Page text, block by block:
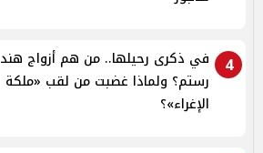
4
في ذكرى رحيلها.. من هم أزواج هند
رستم؟ ولماذا غضبت من لقب «ملكة
الإغراء»؟